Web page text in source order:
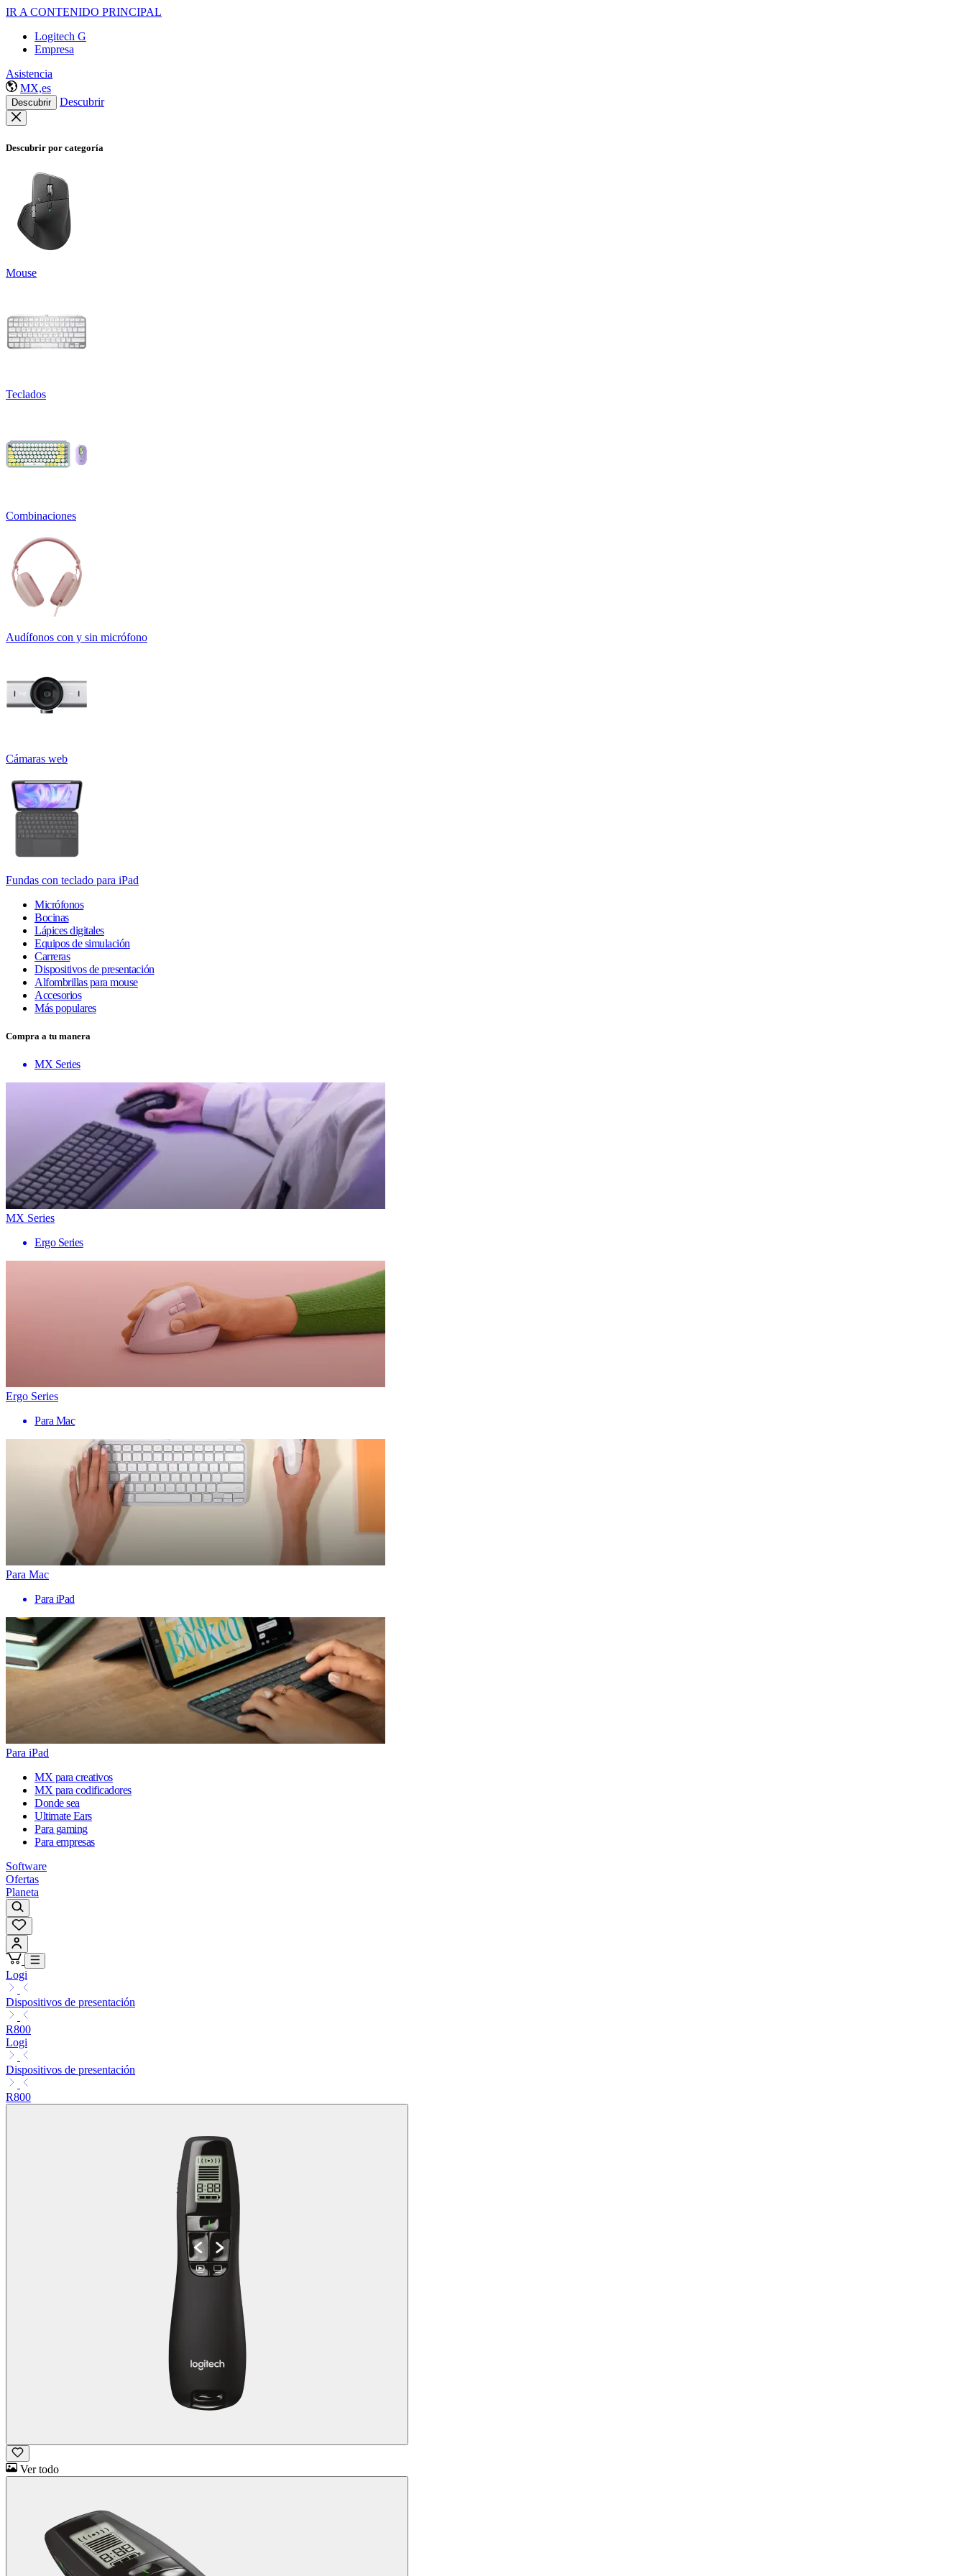
IR A CONTENIDO PRINCIPAL
Logitech G
Empresa
Asistencia
MX,es
Descubrir Descubrir
Descubrir por categoría
Mouse
Teclados
Combinaciones
Audífonos con y sin micrófono
Cámaras web
Fundas con teclado para iPad
Micrófonos
Bocinas
Lápices digitales
Equipos de simulación
Carreras
Dispositivos de presentación
Alfombrillas para mouse
Accesorios
Más populares
Compra a tu manera
MX Series
MX Series
Ergo Series
Ergo Series
Para Mac
Para Mac
Para iPad
Para iPad
MX para creativos
MX para codificadores
Donde sea
Ultimate Ears
Para gaming
Para empresas
Software
Ofertas
Planeta
Logi
Dispositivos de presentación
R800
Logi
Dispositivos de presentación
R800
Ver todo